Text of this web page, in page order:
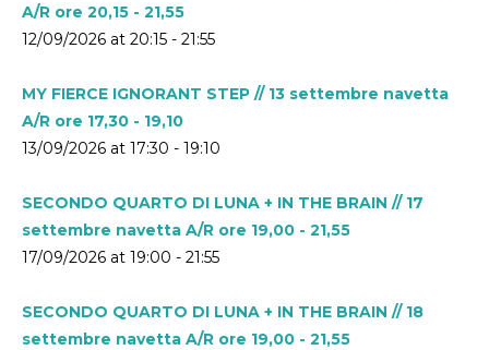
A/R ore 20,15 - 21,55
12/09/2026 at 20:15 - 21:55
MY FIERCE IGNORANT STEP // 13 settembre navetta
A/R ore 17,30 - 19,10
13/09/2026 at 17:30 - 19:10
SECONDO QUARTO DI LUNA + IN THE BRAIN // 17
settembre navetta A/R ore 19,00 - 21,55
17/09/2026 at 19:00 - 21:55
SECONDO QUARTO DI LUNA + IN THE BRAIN // 18
settembre navetta A/R ore 19,00 - 21,55